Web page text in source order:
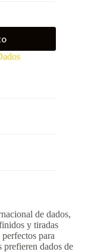
de dados,
y tiradas
para
prefieren dados de